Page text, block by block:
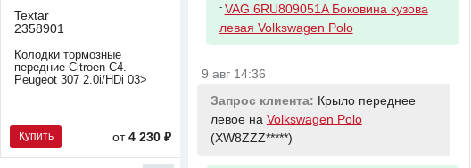
Textar
2358901
Колодки тормозные
передние Citroen C4.
Peugeot 307 2.0i/HDi 03>
Купить от 4 230 ₽
- VAG 6RU809051A Боковина кузова
левая Volkswagen Polo
9 авг 14:36
Запрос клиента: Крыло переднее
левое на Volkswagen Polo
(XW8ZZZ*****)